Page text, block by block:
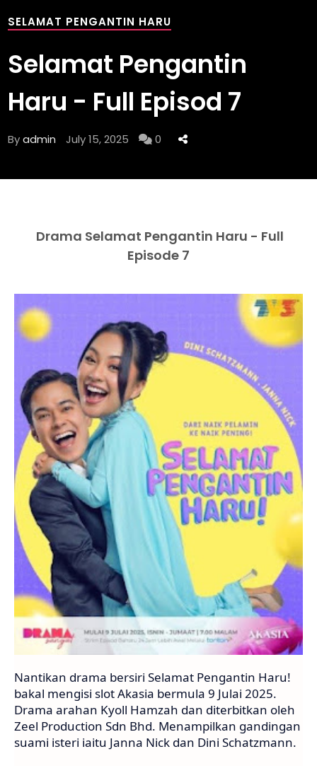
SELAMAT PENGANTIN HARU
Selamat Pengantin
Haru - Full Episod 7
Byadmin July 15, 2025 0
Drama Selamat Pengantin Haru - Full
Episode 7
Nantikan drama bersiri Selamat Pengantin Haru!
bakal mengisi slot Akasia bermula 9 Julai 2025.
Drama arahan Kyoll Hamzah dan diterbitkan oleh
Zeel Production Sdn Bhd. Menampilkan gandingan
suami isteri iaitu Janna Nick dan Dini Schatzmann.